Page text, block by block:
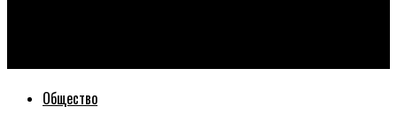
Общество